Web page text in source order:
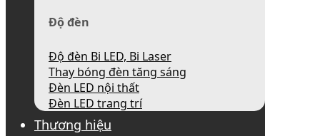
Độ đèn
Độ đèn Bi LED, Bi Laser
Thay bóng đèn tăng sáng
Đèn LED nội thất
Đèn LED trang trí
Thương hiệu